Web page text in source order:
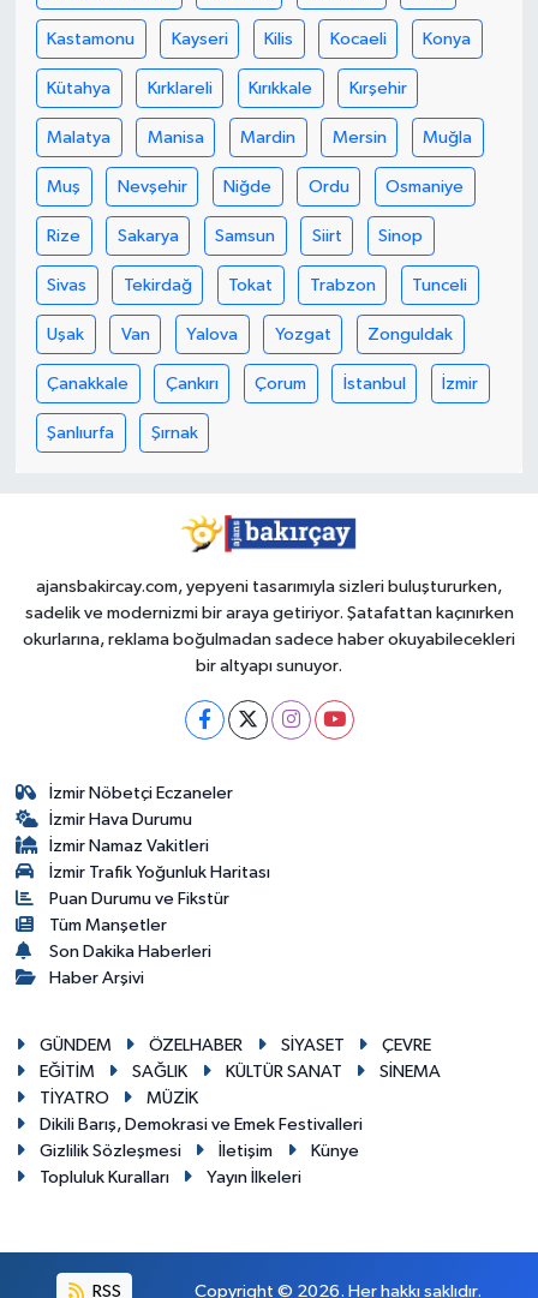
Kastamonu Kayseri Kilis Kocaeli Konya
Kütahya Kırklareli Kırıkkale Kırşehir
Malatya Manisa Mardin Mersin Muğla
Muş Nevşehir Niğde Ordu Osmaniye
Rize Sakarya Samsun Siirt Sinop
Sivas Tekirdağ Tokat Trabzon Tunceli
Uşak Van Yalova Yozgat Zonguldak
Çanakkale Çankırı Çorum İstanbul İzmir
Şanlıurfa Şırnak
ajansbakircay.com, yepyeni tasarımıyla sizleri buluştururken,
sadelik ve modernizmi bir araya getiriyor. Şatafattan kaçınırken
okurlarına, reklama boğulmadan sadece haber okuyabilecekleri
bir altyapı sunuyor.
İzmir Nöbetçi Eczaneler
İzmir Hava Durumu
İzmir Namaz Vakitleri
İzmir Trafik Yoğunluk Haritası
Puan Durumu ve Fikstür
Tüm Manşetler
Son Dakika Haberleri
Haber Arşivi
GÜNDEM ÖZELHABER SİYASET
ÇEVRE
EĞİTİM
SAĞLIK KÜLTÜR SANAT
SİNEMA
TİYATRO
MÜZİK
Dikili Barış, Demokrasi ve Emek Festivalleri
Gizlilik Sözleşmesi
İletişim
Künye
Topluluk Kuralları
Yayın İlkeleri
RSS Copyright © 2026. Her hakkı saklıdır.